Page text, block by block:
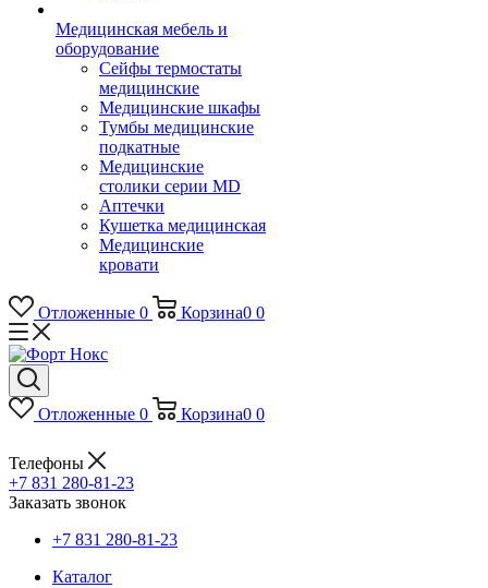
Медицинская мебель и
оборудование
Сейфы термостаты
медицинские
Медицинские шкафы
Тумбы медицинские
подкатные
Медицинские
столики серии MD
Аптечки
Кушетка медицинская
Медицинские
кровати
Отложенные 0 Корзина0 0
Отложенные 0 Корзина0 0
Телефоны
+7 831 280-81-23
Заказать звонок
+7 831 280-81-23
Каталог